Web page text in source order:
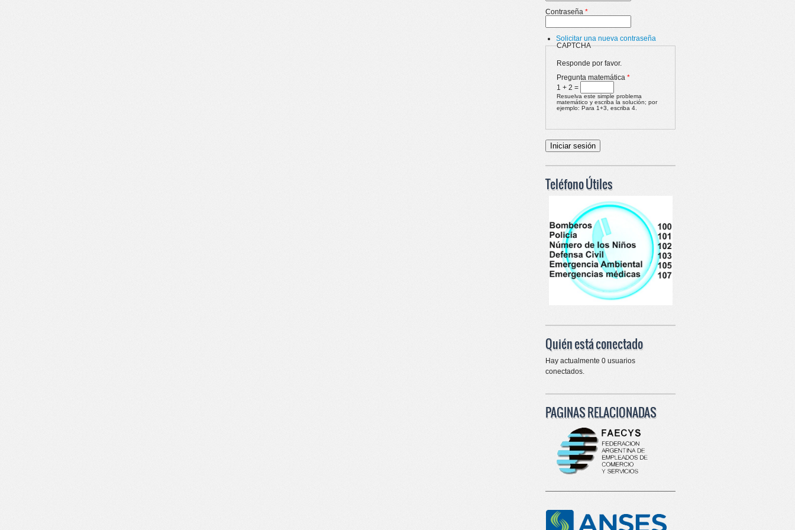
Contraseña *
Solicitar una nueva contraseña
CAPTCHA
Responde por favor.
Pregunta matemática *
1 + 2 =
Resuelva este simple problema
matemático y escriba la solución; por
ejemplo: Para 1+3, escriba 4.
Teléfono Útiles
Quién está conectado
Hay actualmente 0 usuarios
conectados.
PAGINAS RELACIONADAS